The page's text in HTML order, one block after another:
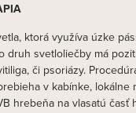
ktorá využíva úzke
druh svetloliečby má
či psoriázy.
v kabínke, lokálne
hrebeňa na vlasatú časť